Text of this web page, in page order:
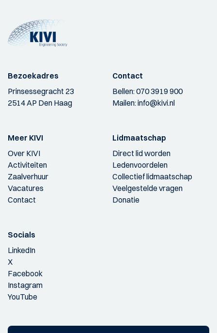
Bezoekadres
Prinsessegracht 23
2514 AP Den Haag
Contact
Bellen:070 3919 900
Mailen:info@kivi.nl
Meer KIVI
Over KIVI
Activiteiten
Zaalverhuur
Vacatures
Contact
Lidmaatschap
Direct lid worden
Ledenvoordelen
Collectief lidmaatschap
Veelgestelde vragen
Donatie
Socials
LinkedIn
X
Facebook
Instagram
YouTube